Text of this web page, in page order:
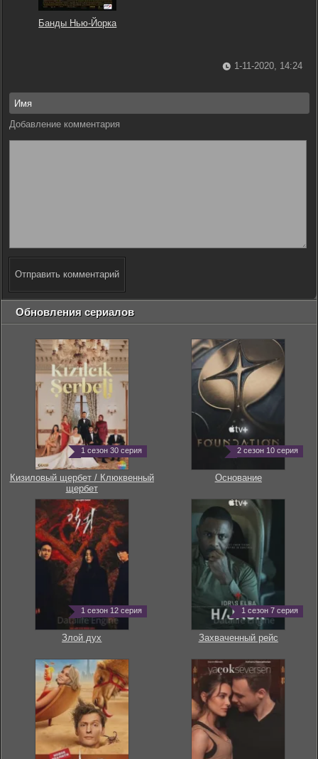
Банды Нью-Йорка
1-11-2020, 14:24
Добавление комментария
Отправить комментарий
Обновления сериалов
1 сезон 30 серия
Кизиловый щербет / Клюквенный
щербет
2 сезон 10 серия
Основание
1 сезон 12 серия
Злой дух
1 сезон 7 серия
Захваченный рейс